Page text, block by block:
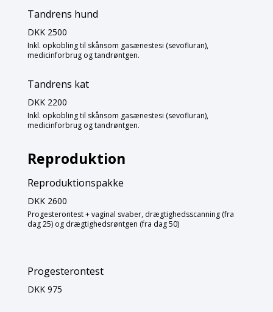
Tandrens hund
DKK 2500
Inkl. opkobling til skånsom gasænestesi (sevofluran),
medicinforbrug og tandrøntgen.
Tandrens kat
DKK 2200
Inkl. opkobling til skånsom gasænestesi (sevofluran),
medicinforbrug og tandrøntgen.
Reproduktion
Reproduktionspakke
DKK 2600
Progesterontest + vaginal svaber, drægtighedsscanning (fra
dag 25) og drægtighedsrøntgen (fra dag 50)
Progesterontest
DKK 975